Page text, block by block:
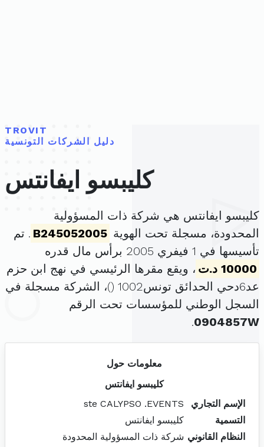
TROVIT
دليل الشركات التونسية
كليبسو ايفانتس
كليبسو ايفانتس هي شركة ذات المسؤولية
المحدودة، مسجلة تحت الهوية B245052005 . تم
تأسيسها في 1 فيفري 2005 برأس مال قدره
10000 د.ت
، ويقع مقرها الرئيسي في نهج ابن حزم
عد6دحي الحدائق تونس1002 (
)، الشركة مسجلة في
السجل الوطني للمؤسسات تحت الرقم
0904857W
.
معلومات حول
كليبسو ايفانتس
الإسم التجاري
ste CALYPSO .EVENTS
التسمية
كليبسو ايفانتس
النظام القانوني شركة ذات المسؤولية المحدودة